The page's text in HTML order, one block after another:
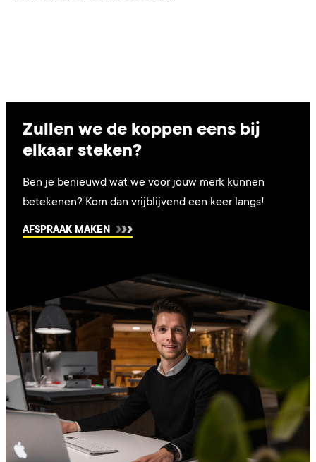
Zullen we de koppen eens bij
elkaar steken?
Ben je benieuwd wat we voor jouw merk kunnen
betekenen? Kom dan vrijblijvend een keer langs!
AFSPRAAK MAKEN